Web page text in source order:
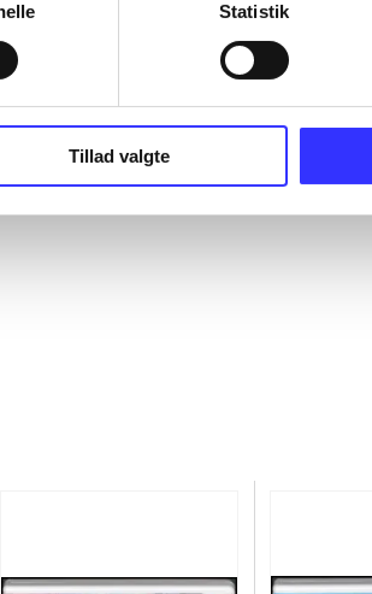
Statistik
Tillad valgte